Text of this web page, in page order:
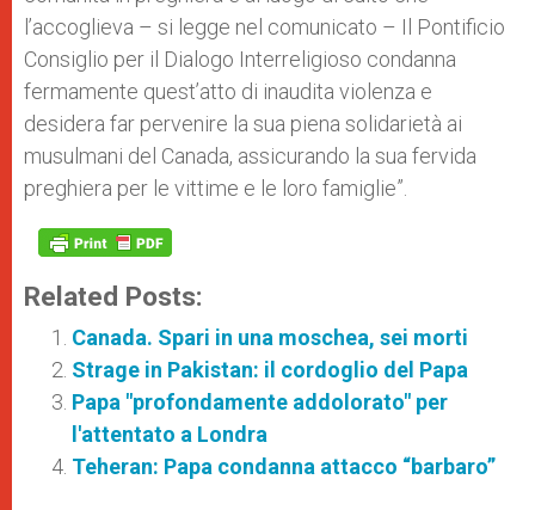
l’accoglieva – si legge nel comunicato – Il Pontificio
Consiglio per il Dialogo Interreligioso condanna
fermamente quest’atto di inaudita violenza e
desidera far pervenire la sua piena solidarietà ai
musulmani del Canada, assicurando la sua fervida
preghiera per le vittime e le loro famiglie”.
Related Posts:
Canada. Spari in una moschea, sei morti
Strage in Pakistan: il cordoglio del Papa
Papa "profondamente addolorato" per
l'attentato a Londra
Teheran: Papa condanna attacco “barbaro”